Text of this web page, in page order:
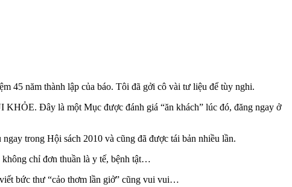
45 năm thành lập của báo. Tôi đã gởi cô vài tư liệu để tùy nghi.
Đây là một Mục được đánh giá “ăn khách” lúc đó, đăng ngay ở
trong Hội sách 2010 và cũng đã được tái bản nhiều lần.
không chỉ đơn thuần là y tế, bệnh tật…
bức thư “cảo thơm lần giở” cũng vui vui…